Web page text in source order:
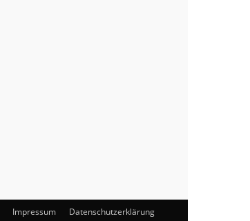
Impressum Datenschutzerklärung